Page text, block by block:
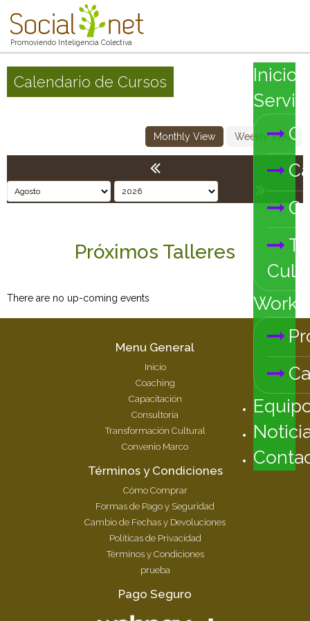
Promoviendo Inteligencia Colectiva
Inicio
Calendario de Cursos
Monthly View Weekly View
Próximos Talleres
There are no up-coming events
Menu General
Inicio
Coaching
Capacitación
Consultoría
Transformación Cultural
Convenio Marco
Términos y Condiciones
Cómo Comprar
Formas de Pago y Seguridad
Cambio de Fechas y Devoluciones
Políticas de Privacidad
Términos y Condiciones
prueba
Pago Seguro